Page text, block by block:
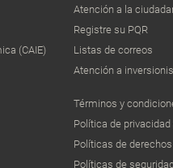
(CAIE)
Atención a la
Registre su PQR
Listas de correos
Atención a
Términos y
Política de
Políticas de
Políticas de